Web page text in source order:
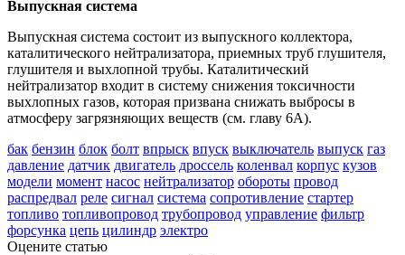
Выпускная система
Выпускная система состоит из выпускного коллектора,
каталитического нейтрализатора, приемных труб глушителя,
глушителя и выхлопной трубы. Каталитический
нейтрализатор входит в систему снижения токсичности
выхлопных газов, которая призвана снижать выбросы в
атмосферу загрязняющих веществ (см. главу 6А).
бак бензин блок болт впрыск впуск выключатель выпуск газ
давление датчик двигатель дроссель коленвал корпус кузов
модели момент насос нейтрализатор обороты провод
распредвал реле сигнал система сопротивление стартер
топливо топливопровод трубопровод управление фильтр
форсунка цепь цилиндр электро
Оцените статью